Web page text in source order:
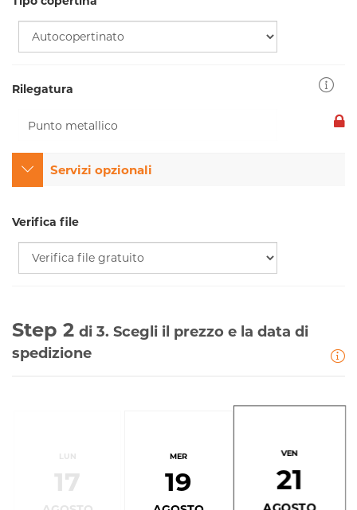
Rilegatura
Servizi opzionali
Verifica file
Step 2 di 3. Scegli il prezzo e la data di
spedizione
LUN
17
MER
19
VEN
21